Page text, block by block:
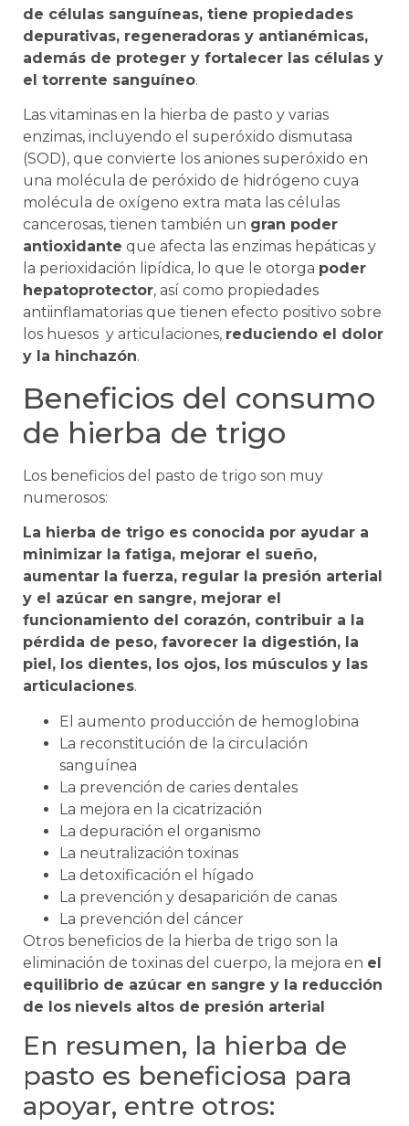
de células sanguíneas, tiene propiedades
depurativas, regeneradoras y antianémicas,
además de proteger y fortalecer las células y
el torrente sanguíneo.
Las vitaminas en la hierba de pasto y varias
enzimas, incluyendo el superóxido dismutasa
(SOD), que convierte los aniones superóxido en
una molécula de peróxido de hidrógeno cuya
molécula de oxígeno extra mata las células
cancerosas, tienen también un gran poder
antioxidante que afecta las enzimas hepáticas y
la perioxidación lipídica, lo que le otorga poder
hepatoprotector, así como propiedades
antiinflamatorias que tienen efecto positivo sobre
los huesos y articulaciones, reduciendo el dolor
y la hinchazón.
Beneficios del consumo
de hierba de trigo
Los beneficios del pasto de trigo son muy
numerosos:
La hierba de trigo es conocida por ayudar a
minimizar la fatiga, mejorar el sueño,
aumentar la fuerza, regular la presión arterial
y el azúcar en sangre, mejorar el
funcionamiento del corazón, contribuir a la
pérdida de peso, favorecer la digestión, la
piel, los dientes, los ojos, los músculos y las
articulaciones.
El aumento producción de hemoglobina
La reconstitución de la circulación
sanguínea
La prevención de caries dentales
La mejora en la cicatrización
La depuración el organismo
La neutralización toxinas
La detoxificación el hígado
La prevención y desaparición de canas
La prevención del cáncer
Otros beneficios de la hierba de trigo son la
eliminación de toxinas del cuerpo, la mejora en el
equilibrio de azúcar en sangre y la reducción
de los nievels altos de presión arterial
En resumen, la hierba de
pasto es beneficiosa para
apoyar, entre otros: